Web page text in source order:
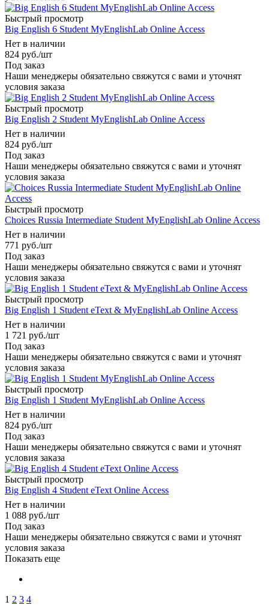
Быстрый просмотр
Big English 6 Student MyEnglishLab Online Access
Нет в наличии
824 руб./шт
Под заказ
Наши менеджеры обязательно свяжутся с вами и уточнят
условия заказа
Быстрый просмотр
Big English 2 Student MyEnglishLab Online Access
Нет в наличии
824 руб./шт
Под заказ
Наши менеджеры обязательно свяжутся с вами и уточнят
условия заказа
Быстрый просмотр
Choices Russia Intermediate Student MyEnglishLab Online Access
Нет в наличии
771 руб./шт
Под заказ
Наши менеджеры обязательно свяжутся с вами и уточнят
условия заказа
Быстрый просмотр
Big English 1 Student eText & MyEnglishLab Online Access
Нет в наличии
1 721 руб./шт
Под заказ
Наши менеджеры обязательно свяжутся с вами и уточнят
условия заказа
Быстрый просмотр
Big English 1 Student MyEnglishLab Online Access
Нет в наличии
824 руб./шт
Под заказ
Наши менеджеры обязательно свяжутся с вами и уточнят
условия заказа
Быстрый просмотр
Big English 4 Student eText Online Access
Нет в наличии
1 088 руб./шт
Под заказ
Наши менеджеры обязательно свяжутся с вами и уточнят
условия заказа
Показать еще
1 2 3 4